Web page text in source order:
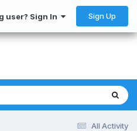
user? Sign In Sign Up
All Activity